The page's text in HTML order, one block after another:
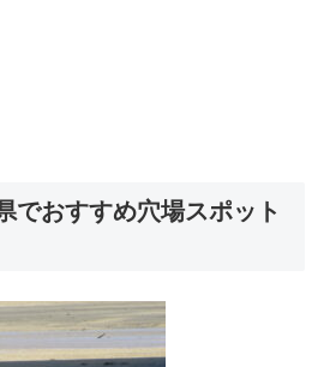
でおすすめ穴場スポット